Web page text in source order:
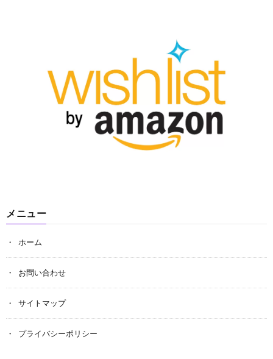
メニュー
ホーム
お問い合わせ
サイトマップ
プライバシーポリシー